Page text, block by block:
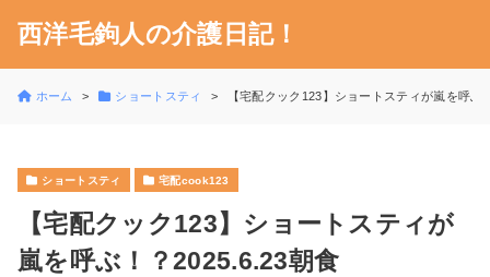
西洋毛鉤人の介護日記！
ホーム ショートスティ 【宅配クック123】ショートスティが嵐を呼ぶ
ショートスティ 宅配cook123
【宅配クック123】ショートスティが
嵐を呼ぶ！？2025.6.23朝食